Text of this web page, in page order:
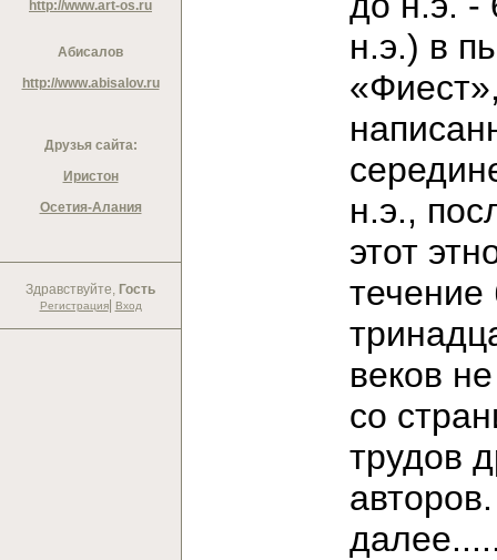
http://www.art-os.ru
Абисалов
http://www.abisalov.ru
Друзья сайта:
Иристон
Осетия-Алания
Здравствуйте, Гость
Регистрация| Вход
н.э.) в
н.э.,
этот
течение
веков
со
трудов